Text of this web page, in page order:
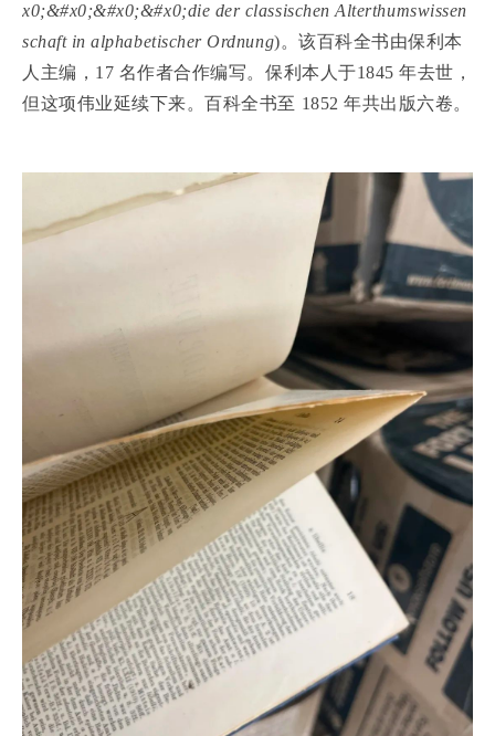
x0;&#x0;&#x0;&#x0;die der classischen Alterthumswissen
schaft in alphabetischer Ordnung)。该百科全书由保利本
人主编，17 名作者合作编写。保利本人于1845 年去世，
但这项伟业延续下来。百科全书至 1852 年共出版六卷。